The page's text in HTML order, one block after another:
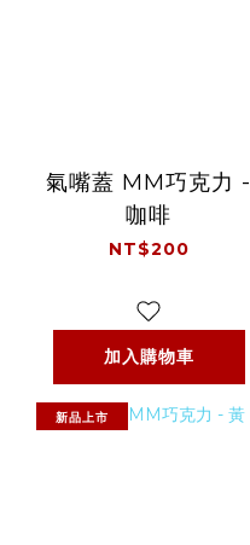
氣嘴蓋 MM巧克力 -
咖啡
NT$200
加入購物車
新品上市